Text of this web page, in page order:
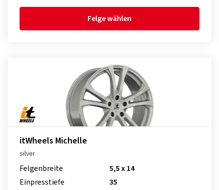
Felge wählen
itWheels Michelle
silver
Felgenbreite
5,5 x 14
Einpresstiefe
35